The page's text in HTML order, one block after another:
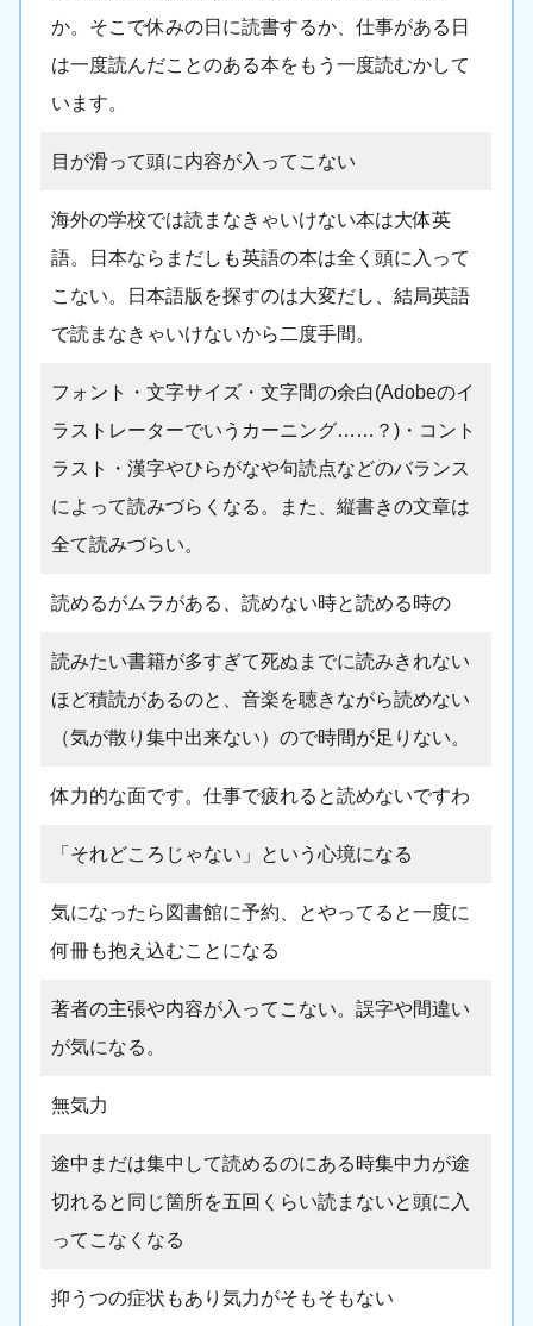
か。そこで休みの日に読書するか、仕事がある日
は一度読んだことのある本をもう一度読むかして
います。
目が滑って頭に内容が入ってこない
海外の学校では読まなきゃいけない本は大体英
語。日本ならまだしも英語の本は全く頭に入って
こない。日本語版を探すのは大変だし、結局英語
で読まなきゃいけないから二度手間。
フォント・文字サイズ・文字間の余白(Adobeのイ
ラストレーターでいうカーニング……？)・コント
ラスト・漢字やひらがなや句読点などのバランス
によって読みづらくなる。また、縦書きの文章は
全て読みづらい。
読めるがムラがある、読めない時と読める時の
読みたい書籍が多すぎて死ぬまでに読みきれない
ほど積読があるのと、音楽を聴きながら読めない
（気が散り集中出来ない）ので時間が足りない。
体力的な面です。仕事で疲れると読めないですわ
「それどころじゃない」という心境になる
気になったら図書館に予約、とやってると一度に
何冊も抱え込むことになる
著者の主張や内容が入ってこない。誤字や間違い
が気になる。
無気力
途中まだは集中して読めるのにある時集中力が途
切れると同じ箇所を五回くらい読まないと頭に入
ってこなくなる
抑うつの症状もあり気力がそもそもない